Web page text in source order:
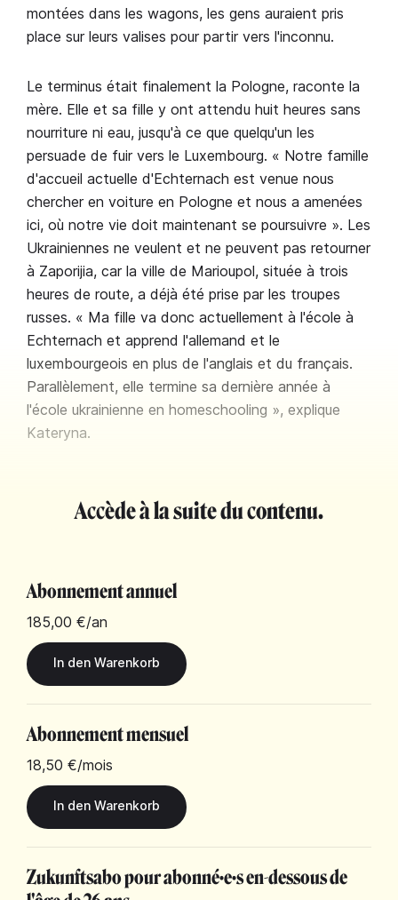
montées dans les wagons, les gens auraient pris
place sur leurs valises pour partir vers l'inconnu.
Le terminus était finalement la Pologne, raconte la
mère. Elle et sa fille y ont attendu huit heures sans
nourriture ni eau, jusqu'à ce que quelqu'un les
persuade de fuir vers le Luxembourg. « Notre famille
d'accueil actuelle d'Echternach est venue nous
chercher en voiture en Pologne et nous a amenées
ici, où notre vie doit maintenant se poursuivre ». Les
Ukrainiennes ne veulent et ne peuvent pas retourner
à Zaporijia, car la ville de Marioupol, située à trois
heures de route, a déjà été prise par les troupes
russes. « Ma fille va donc actuellement à l'école à
Echternach et apprend l'allemand et le
luxembourgeois en plus de l'anglais et du français.
Parallèlement, elle termine sa dernière année à
l'école ukrainienne en homeschooling », explique
Kateryna.
Accède à la suite du contenu.
Abonnement annuel
185,00 €/an
Abonnement mensuel
18,50 €/mois
Zukunftsabo pour abonné·e·s en-dessous de